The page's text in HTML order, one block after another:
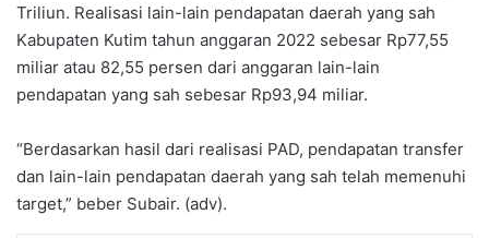
Triliun. Realisasi lain-lain pendapatan daerah yang sah
Kabupaten Kutim tahun anggaran 2022 sebesar Rp77,55
miliar atau 82,55 persen dari anggaran lain-lain
pendapatan yang sah sebesar Rp93,94 miliar.
“Berdasarkan hasil dari realisasi PAD, pendapatan transfer
dan lain-lain pendapatan daerah yang sah telah memenuhi
target,” beber Subair. (adv).